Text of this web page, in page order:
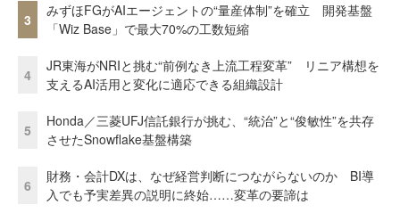
3
みずほFGがAIエージェントの“量産体制”を確立 開発基盤
「Wiz Base」で最大70%の工数短縮
4
JR東海がNRIと挑む“前例なき上流工程変革” リニア構想を
支えるAI活用と変化に適応できる組織設計
5
Honda／三菱UFJ信託銀行が挑む、“統治”と“俊敏性”を共存
させたSnowflake基盤構築
6
財務・会計DXは、なぜ経営判断につながらないのか BI導
入でも予実差異の説明に終始……変革の要諦は